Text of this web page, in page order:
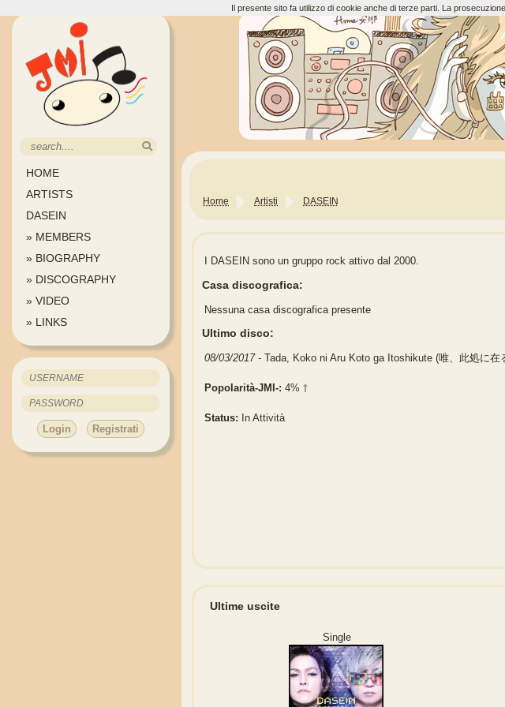
HOME
ARTISTS
DASEIN
» MEMBERS
» BIOGRAPHY
» DISCOGRAPHY
» VIDEO
» LINKS
Login Registrati
Home Artisti DASEIN
I DASEIN sono un gruppo rock attivo dal 2000.
Casa discografica:
Nessuna casa discografica presente
Ultimo disco:
08/03/2017- Tada, Koko ni Aru Koto ga Itoshikute (唯、此処に
Popolarità-JMI-:4%
Status: In Attività
Ultime uscite
Single
Il presente sito fa utilizzo di cookie anche di terze parti. La